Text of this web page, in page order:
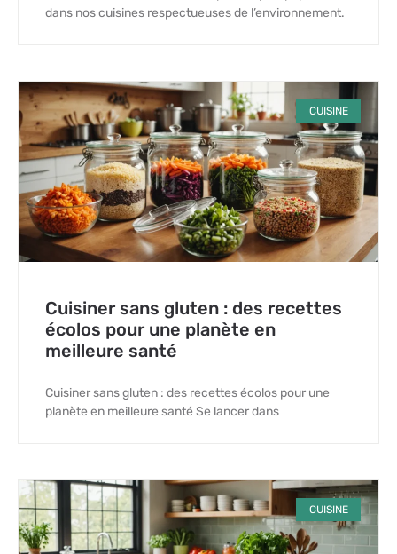
dans nos cuisines respectueuses de l’environnement.
CUISINE
Cuisiner sans gluten : des recettes
écolos pour une planète en
meilleure santé
Cuisiner sans gluten : des recettes écolos pour une
planète en meilleure santé Se lancer dans
CUISINE